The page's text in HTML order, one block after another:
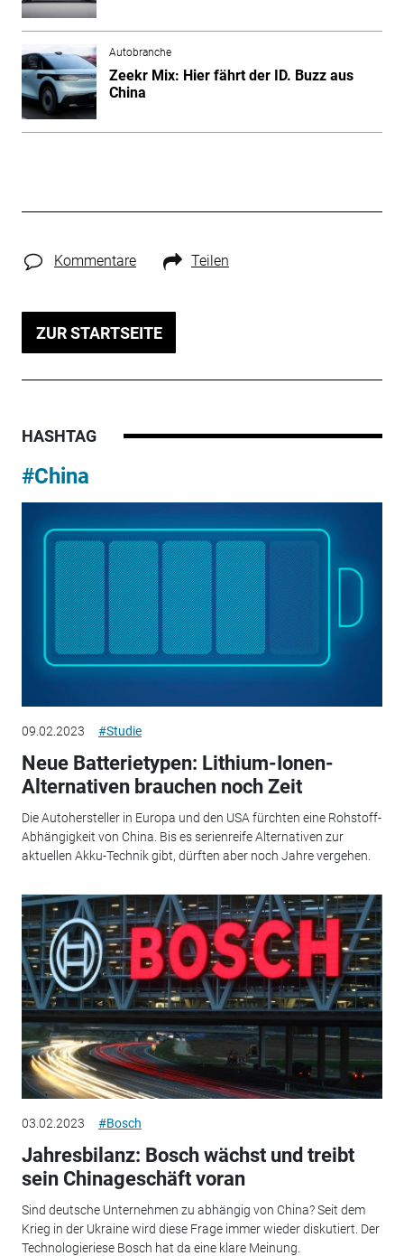
Autobranche
Zeekr Mix: Hier fährt der ID. Buzz aus
China
Kommentare Teilen
ZUR STARTSEITE
HASHTAG
#China
09.02.2023 #Studie
Neue Batterietypen: Lithium-Ionen-
Alternativen brauchen noch Zeit
Die Autohersteller in Europa und den USA fürchten eine Rohstoff-
Abhängigkeit von China. Bis es serienreife Alternativen zur
aktuellen Akku-Technik gibt, dürften aber noch Jahre vergehen.
03.02.2023 #Bosch
Jahresbilanz: Bosch wächst und treibt
sein Chinageschäft voran
Sind deutsche Unternehmen zu abhängig von China? Seit dem
Krieg in der Ukraine wird diese Frage immer wieder diskutiert. Der
Technologieriese Bosch hat da eine klare Meinung.